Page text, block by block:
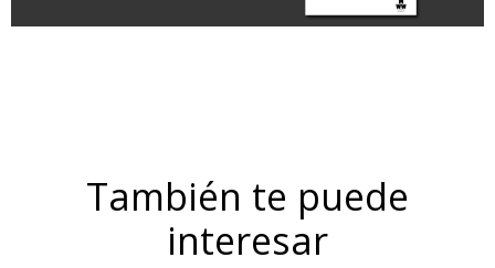
También te puede
interesar